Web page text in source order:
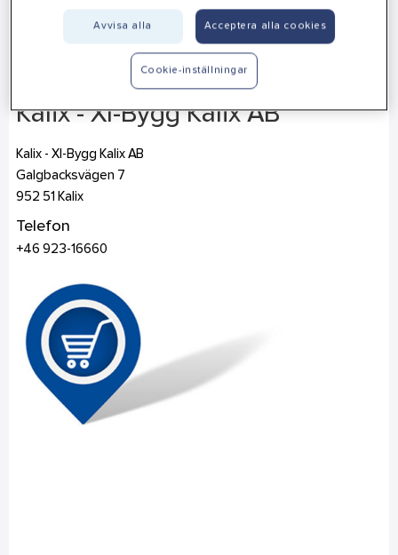
Kalix - Xl-Bygg Kalix AB
Kalix - Xl-Bygg Kalix AB
Galgbacksvägen 7
952 51 Kalix
Telefon
+46 923-16660
Avvisa alla Acceptera alla cookies
Cookie-inställningar